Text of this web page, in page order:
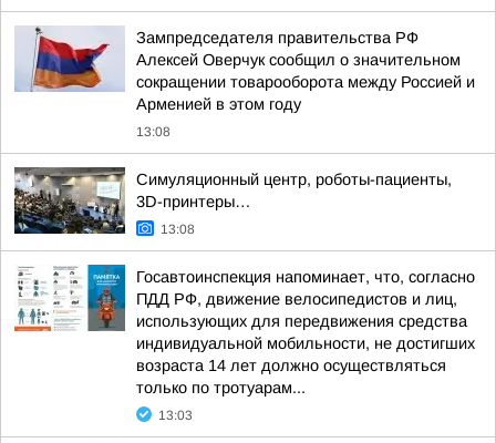
Зампредседателя правительства РФ
Алексей Оверчук сообщил о значительном
сокращении товарооборота между Россией и
Арменией в этом году
13:08
Симуляционный центр, роботы-пациенты,
3D-принтеры…
13:08
Госавтоинспекция напоминает, что, согласно
ПДД РФ, движение велосипедистов и лиц,
использующих для передвижения средства
индивидуальной мобильности, не достигших
возраста 14 лет должно осуществляться
только по тротуарам...
13:03